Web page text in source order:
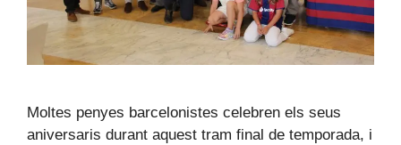
Moltes penyes barcelonistes celebren els seus
aniversaris durant aquest tram final de temporada, i